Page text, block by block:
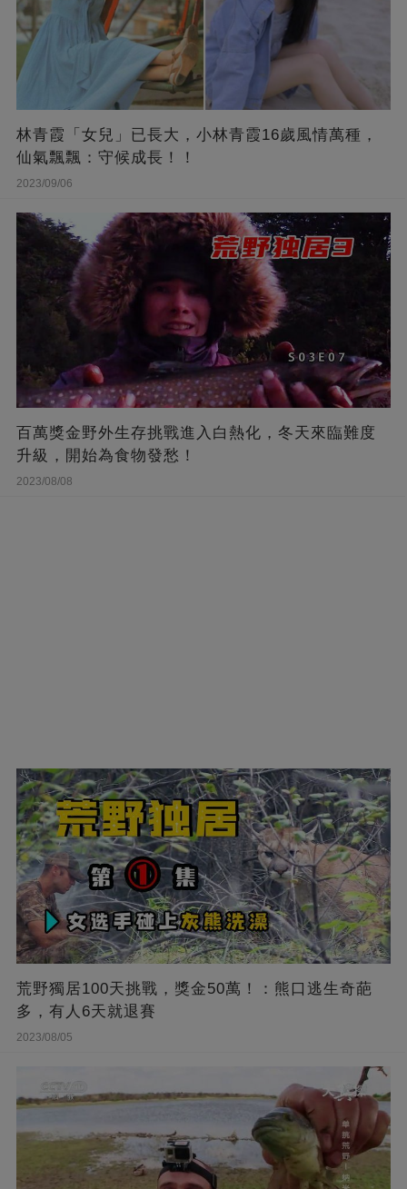
林青霞「女兒」已長大，小林青霞16歲風情萬種，
仙氣飄飄：守候成長！！
2023/09/06
百萬獎金野外生存挑戰進入白熱化，冬天來臨難度
升級，開始為食物發愁！
2023/08/08
荒野獨居100天挑戰，獎金50萬！：熊口逃生奇葩
多，有人6天就退賽
2023/08/05